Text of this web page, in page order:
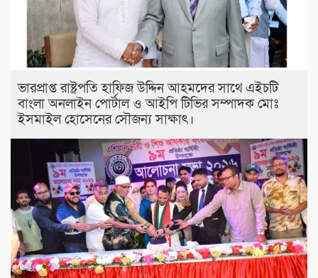
ভারপ্রাপ্ত রাষ্ট্রপতি হাফিজ উদ্দিন আহমদের সাথে এইচটি
বাংলা অনলাইন পোর্টাল ও আইপি টিভির সম্পাদক মোঃ
ইসমাইল হোসেনের সৌজন্য সাক্ষাৎ।